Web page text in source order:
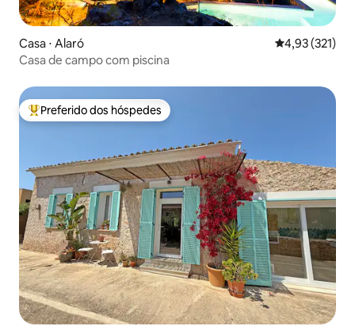
Casa ⋅ Alaró 4,93 de uma
4,93 (321)
Casa de campo com piscina
Entre os melhores preferidos dos hóspedes
Preferido dos hóspedes